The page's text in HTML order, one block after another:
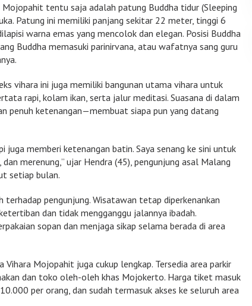
tentu saja adalah patung Buddha tidur (Sleeping
Patung ini memiliki panjang sekitar 22 meter, tinggi 6
warna emas yang mencolok dan elegan. Posisi Buddha
Buddha memasuki parinirvana, atau wafatnya sang guru
vihara ini juga memiliki bangunan utama vihara untuk
rapi, kolam ikan, serta jalur meditasi. Suasana di dalam
penuh ketenangan—membuat siapa pun yang datang
juga memberi ketenangan batin. Saya senang ke sini untuk
merenung,” ujar Hendra (45), pengunjung asal Malang
setiap bulan.
terhadap pengunjung. Wisatawan tetap diperkenankan
dan tidak mengganggu jalannya ibadah.
sopan dan menjaga sikap selama berada di area
Vihara Mojopahit juga cukup lengkap. Tersedia area parkir
dan toko oleh-oleh khas Mojokerto. Harga tiket masuk
per orang, dan sudah termasuk akses ke seluruh area